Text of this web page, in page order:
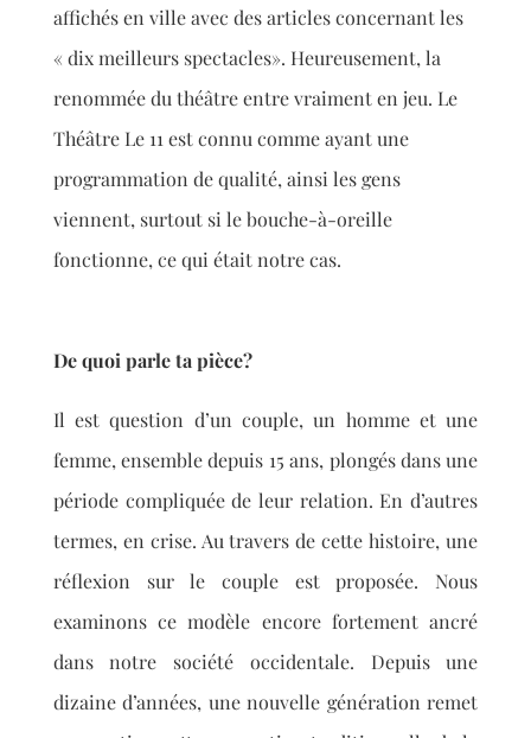
affichés en ville avec des articles concernant les
« dix meilleurs spectacles». Heureusement, la
renommée du théâtre entre vraiment en jeu. Le
Théâtre Le 11 est connu comme ayant une
programmation de qualité, ainsi les gens
viennent, surtout si le bouche-à-oreille
fonctionne, ce qui était notre cas.
De quoi parle ta pièce?
Il est question d’un couple, un homme et une
femme, ensemble depuis 15 ans, plongés dans une
période compliquée de leur relation. En d’autres
termes, en crise. Au travers de cette histoire, une
réflexion sur le couple est proposée. Nous
examinons ce modèle encore fortement ancré
dans notre société occidentale. Depuis une
dizaine d’années, une nouvelle génération remet